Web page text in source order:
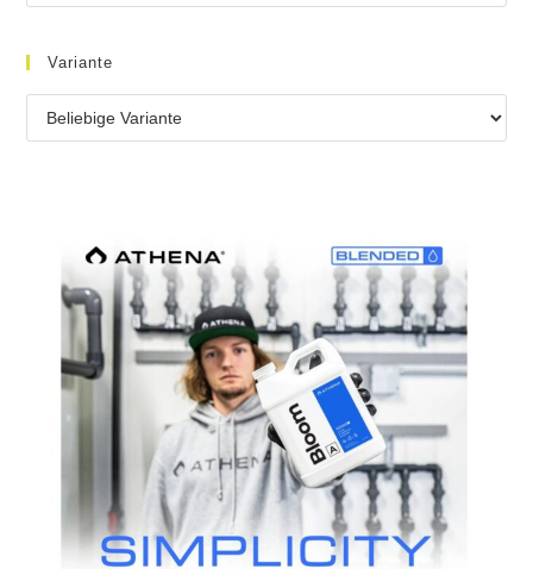
Variante